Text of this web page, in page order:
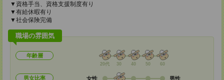
▼資格手当、資格支援制度有り
▼有給休暇有り
▼社会保険完備
職場の雰囲気
年齢層
20代 30 40 50 60
男女比率 女性 男性